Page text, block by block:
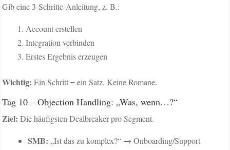
Gib eine 3-Schritte-Anleitung, z. B.:
Account erstellen
Integration verbinden
Erstes Ergebnis erzeugen
Wichtig: Ein Schritt = ein Satz. Keine Romane.
Tag 10 – Objection Handling: „Was, wenn…?“
Ziel: Die häufigsten Dealbreaker pro Segment.
SMB: „Ist das zu komplex?“ → Onboarding/Support